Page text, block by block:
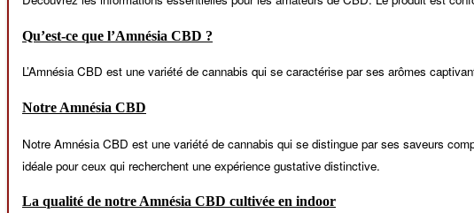
Qu’est-ce que l’Amnésia CBD ?
L’Amnésia CBD est une variété de cannabis qui se caractérise par ses arômes
Notre Amnésia CBD
Notre Amnésia CBD est une variété de cannabis qui se distingue par ses saveurs
idéale pour ceux qui recherchent une expérience gustative distinctive.
La qualité de notre Amnésia CBD cultivée en indoor